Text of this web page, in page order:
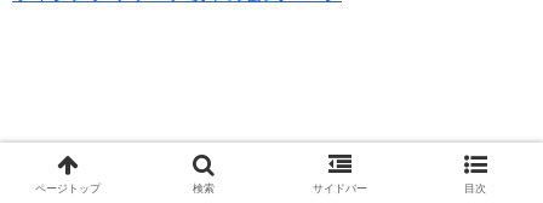
ページトップ 検索 サイドバー 目次